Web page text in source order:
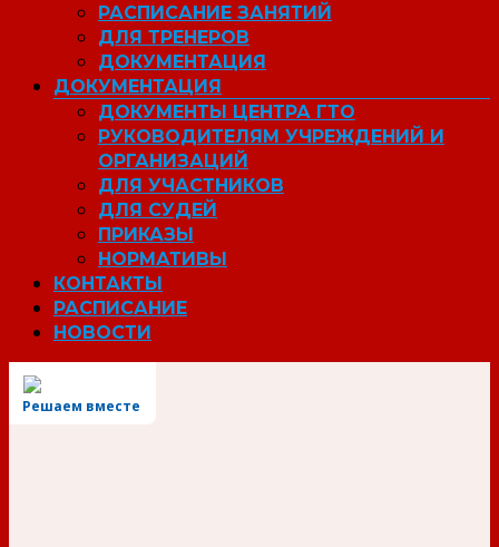
РАСПИСАНИЕ ЗАНЯТИЙ
ДЛЯ ТРЕНЕРОВ
ДОКУМЕНТАЦИЯ
ДОКУМЕНТАЦИЯ
ДОКУМЕНТЫ ЦЕНТРА ГТО
РУКОВОДИТЕЛЯМ УЧРЕЖДЕНИЙ И
ОРГАНИЗАЦИЙ
ДЛЯ УЧАСТНИКОВ
ДЛЯ СУДЕЙ
ПРИКАЗЫ
НОРМАТИВЫ
КОНТАКТЫ
РАСПИСАНИЕ
НОВОСТИ
Решаем вместе